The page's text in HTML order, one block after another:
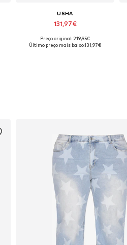
USHA
131,97€
Preço original: 219,95€
Último preço mais baixo:131,97€